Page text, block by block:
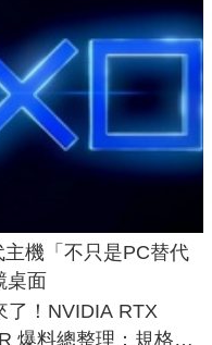
機「不只是PC替代
桌面
了！NVIDIA RTX
爆料總整理：規格、